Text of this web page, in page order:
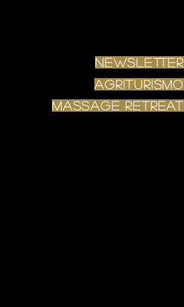
Newsletter
Agriturismo
Massage RETREAT